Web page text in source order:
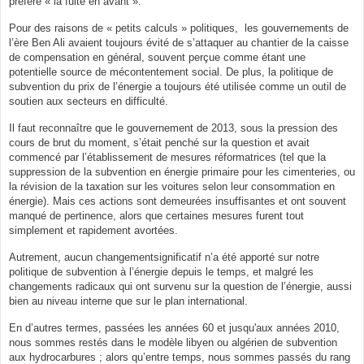
Pour des raisons de « petits calculs » politiques, les gouvernements de
l’ère Ben Ali avaient toujours évité de s’attaquer au chantier de la caisse
de compensation en général, souvent perçue comme étant une
potentielle source de mécontentement social. De plus, la politique de
subvention du prix de l’énergie a toujours été utilisée comme un outil de
soutien aux secteurs en difficulté.
Il faut reconnaître que le gouvernement de 2013, sous la pression des
cours de brut du moment, s’était penché sur la question et avait
commencé par l’établissement de mesures réformatrices (tel que la
suppression de la subvention en énergie primaire pour les cimenteries, ou
la révision de la taxation sur les voitures selon leur consommation en
énergie). Mais ces actions sont demeurées insuffisantes et ont souvent
manqué de pertinence, alors que certaines mesures furent tout
simplement et rapidement avortées.
Autrement, aucun changementsignificatif n’a été apporté sur notre
politique de subvention à l’énergie depuis le temps, et malgré les
changements radicaux qui ont survenu sur la question de l’énergie, aussi
bien au niveau interne que sur le plan international.
En d’autres termes, passées les années 60 et jusqu'aux années 2010,
nous sommes restés dans le modèle libyen ou algérien de subvention
aux hydrocarbures ; alors qu’entre temps, nous sommes passés du rang